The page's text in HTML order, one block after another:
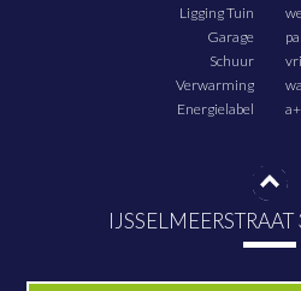
Ligging Tuin
Garage
Schuur
Verwarming
Energielabel